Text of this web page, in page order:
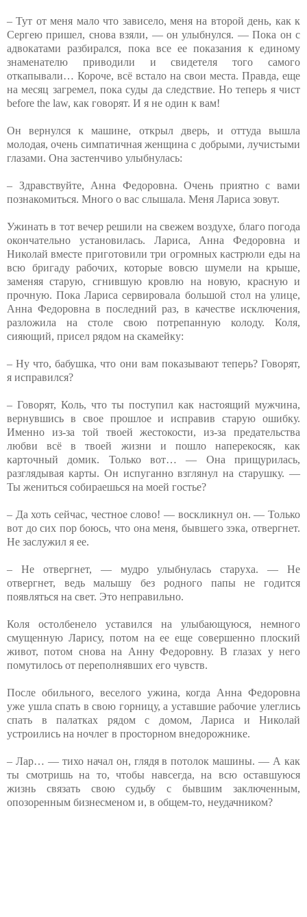
– Тут от меня мало что зависело, меня на второй день, как к
Сергею пришел, снова взяли, — он улыбнулся. — Пока он с
адвокатами разбирался, пока все ее показания к единому
знаменателю приводили и свидетеля того самого
откапывали… Короче, всё встало на свои места. Правда, еще
на месяц загремел, пока суды да следствие. Но теперь я чист
before the law, как говорят. И я не один к вам!
Он вернулся к машине, открыл дверь, и оттуда вышла
молодая, очень симпатичная женщина с добрыми, лучистыми
глазами. Она застенчиво улыбнулась:
– Здравствуйте, Анна Федоровна. Очень приятно с вами
познакомиться. Много о вас слышала. Меня Лариса зовут.
Ужинать в тот вечер решили на свежем воздухе, благо погода
окончательно установилась. Лариса, Анна Федоровна и
Николай вместе приготовили три огромных кастрюли еды на
всю бригаду рабочих, которые вовсю шумели на крыше,
заменяя старую, сгнившую кровлю на новую, красную и
прочную. Пока Лариса сервировала большой стол на улице,
Анна Федоровна в последний раз, в качестве исключения,
разложила на столе свою потрепанную колоду. Коля,
сияющий, присел рядом на скамейку:
– Ну что, бабушка, что они вам показывают теперь? Говорят,
я исправился?
– Говорят, Коль, что ты поступил как настоящий мужчина,
вернувшись в свое прошлое и исправив старую ошибку.
Именно из-за той твоей жестокости, из-за предательства
любви всё в твоей жизни и пошло наперекосяк, как
карточный домик. Только вот… — Она прищурилась,
разглядывая карты. Он испуганно взглянул на старушку. —
Ты жениться собираешься на моей гостье?
– Да хоть сейчас, честное слово! — воскликнул он. — Только
вот до сих пор боюсь, что она меня, бывшего зэка, отвергнет.
Не заслужил я ее.
– Не отвергнет, — мудро улыбнулась старуха. — Не
отвергнет, ведь малышу без родного папы не годится
появляться на свет. Это неправильно.
Коля остолбенело уставился на улыбающуюся, немного
смущенную Ларису, потом на ее еще совершенно плоский
живот, потом снова на Анну Федоровну. В глазах у него
помутилось от переполнявших его чувств.
После обильного, веселого ужина, когда Анна Федоровна
уже ушла спать в свою горницу, а уставшие рабочие улеглись
спать в палатках рядом с домом, Лариса и Николай
устроились на ночлег в просторном внедорожнике.
– Лар… — тихо начал он, глядя в потолок машины. — А как
ты смотришь на то, чтобы навсегда, на всю оставшуюся
жизнь связать свою судьбу с бывшим заключенным,
опозоренным бизнесменом и, в общем-то, неудачником?